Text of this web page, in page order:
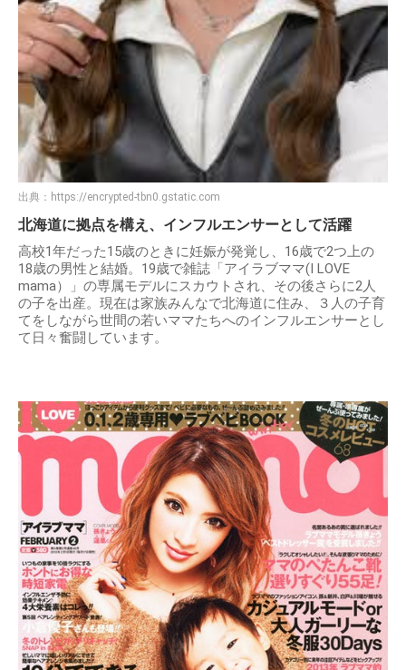
出典： https://encrypted-tbn0.gstatic.com
北海道に拠点を構え、インフルエンサーとして活躍
高校1年だった15歳のときに妊娠が発覚し、16歳で2つ上の
18歳の男性と結婚。19歳で雑誌「アイラブママ(I LOVE
mama）」の専属モデルにスカウトされ、その後さらに2人
の子を出産。現在は家族みんなで北海道に住み、３人の子育
てをしながら世間の若いママたちへのインフルエンサーとし
て日々奮闘しています。